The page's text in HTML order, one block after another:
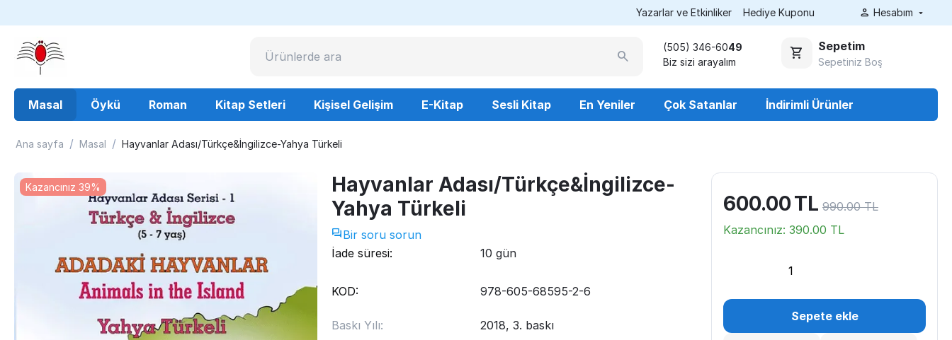
Yazarlar ve Etkinliker Hediye Kuponu Hesabım
(505) 346-6049
Biz sizi arayalım
Sepetim
Sepetiniz Boş
Masal Öykü Roman Kitap Setleri Kişisel Gelişim E-Kitap Sesli Kitap En Yeniler Çok Satanlar İndirimli Ürünler
Ana sayfa / Masal / Hayvanlar Adası/Türkçe&İngilizce-Yahya Türkeli
Kazancınız 39%
Hayvanlar Adası/Türkçe&İngilizce-
Yahya Türkeli
Bir soru sorun
İade süresi:
10 gün
KOD: 978-605-68595-2-6
Baskı Yılı:
2018, 3. baskı
600.00TL 990.00 TL
Kazancınız: 390.00 TL
Sepete ekle